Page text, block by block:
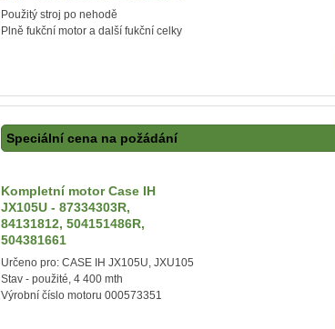
Použitý stroj po nehodě
Plně fukční motor a další fukční celky
Speciální cena na požádání
Kompletní motor Case IH
JX105U - 87334303R,
84131812, 504151486R,
504381661
Určeno pro: CASE IH JX105U, JXU105
Stav - použité, 4 400 mth
Výrobní číslo motoru 000573351